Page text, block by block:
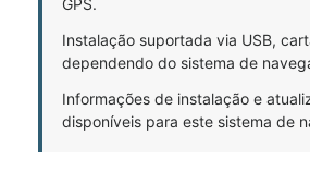
GPS.
Instalação suportada via USB,
dependendo do sistema de
Informações de instalação e
disponíveis para este sistema de